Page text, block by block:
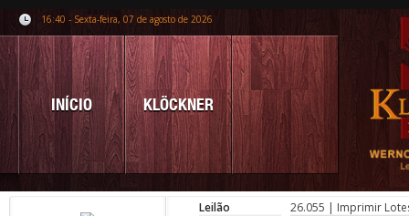
16:40 - Sexta-feira, 07 de agosto de 2026
INÍCIO KLÖCKNER
Leilão 26.055 | Imprimir